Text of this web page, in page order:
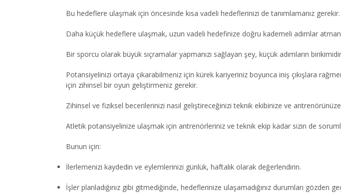
Bu hedeflere ulaşmak için öncesinde kısa vadeli hedeflerinizi de tanımlamanız gerekir.
Daha küçük hedeflere ulaşmak, uzun vadeli hedefinize doğru kademeli adımlar
Bir sporcu olarak büyük sıçramalar yapmanızı sağlayan şey, küçük adımların
Potansiyelinizi ortaya çıkarabilmeniz için kürek kariyeriniz boyunca iniş çıkışlara
için zihinsel bir oyun geliştirmeniz gerekir.
Zihinsel ve fiziksel becerilerinizi nasıl geliştireceğinizi teknik ekibinize ve
Atletik potansiyelinize ulaşmak için antrenörleriniz ve teknik ekip kadar sizin de
Bunun için:
İlerlemenizi kaydedin ve eylemlerinizi günlük, haftalık olarak değerlendirin.
İşler planladığınız gibi gitmediğinde, hedeflerinize ulaşamadığınız durumları gözden